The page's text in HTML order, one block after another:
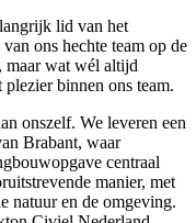
lid van het
ons hechte team op de
maar wat wél altijd
binnen ons team.
onszelf. We leveren een
Brabant, waar
centraal
manier, met
natuur en de omgeving.